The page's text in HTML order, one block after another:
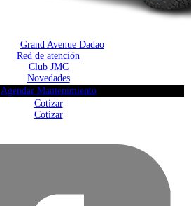
Grand Avenue Dadao
Red de atención
Club JMC
Novedades
Agendar Mantenimiento
Cotizar
Cotizar